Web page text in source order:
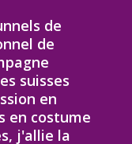
de
de
suisses
en
en costume
j'allie la